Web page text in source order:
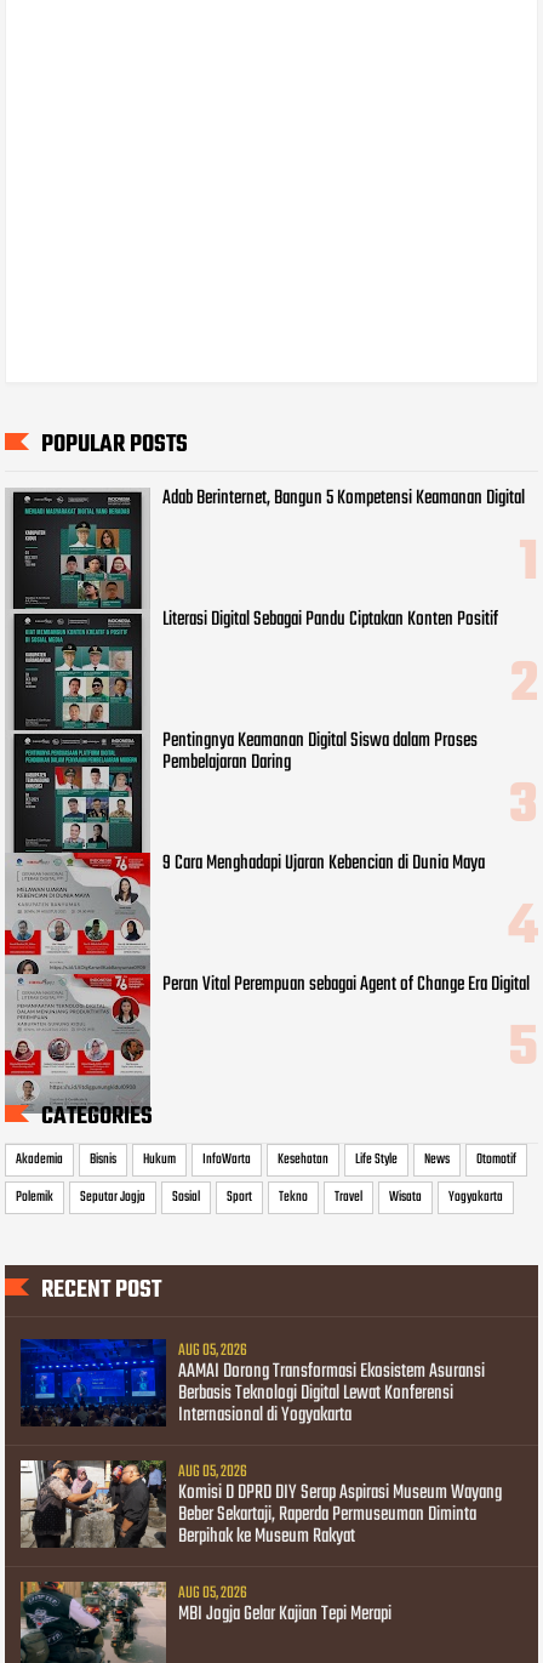
POPULAR POSTS
Adab Berinternet, Bangun 5 Kompetensi Keamanan Digital
Literasi Digital Sebagai Pandu Ciptakan Konten Positif
Pentingnya Keamanan Digital Siswa dalam Proses
Pembelajaran Daring
9 Cara Menghadapi Ujaran Kebencian di Dunia Maya
Peran Vital Perempuan sebagai Agent of Change Era Digital
CATEGORIES
Akademia Bisnis Hukum InfoWarta Kesehatan Life Style News
Otomotif
Polemik
Seputar Jogja Sosial Sport Tekno Travel Wisata Yogyakarta
RECENT POST
AUG 05, 2026
AAMAI Dorong Transformasi Ekosistem Asuransi
Berbasis Teknologi Digital Lewat Konferensi
Internasional di Yogyakarta
AUG 05, 2026
Komisi D DPRD DIY Serap Aspirasi Museum Wayang
Beber Sekartaji, Raperda Permuseuman Diminta
Berpihak ke Museum Rakyat
AUG 05, 2026
MBI Jogja Gelar Kajian Tepi Merapi